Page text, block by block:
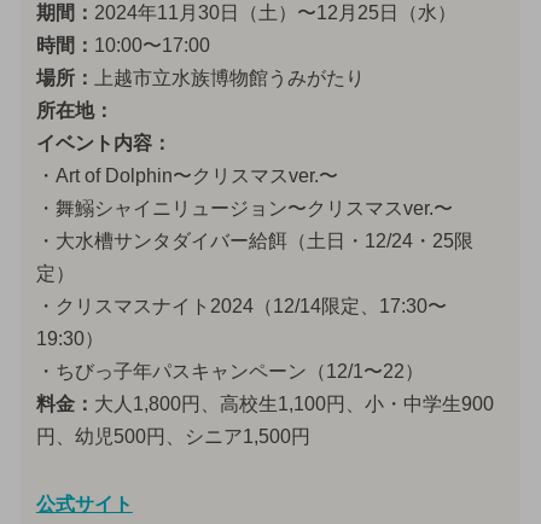
期間： 2024年11月30日（土）〜12月25日（水）
時間： 10:00〜17:00
場所：
上越市立水族博物館うみがたり
所在地：
イベント内容：
・Art of Dolphin〜クリスマスver.〜
・舞鰯シャイニリュージョン〜クリスマスver.〜
・大水槽サンタダイバー給餌（土日・12/24・25限
定）
・クリスマスナイト2024（12/14限定、17:30〜
19:30）
・ちびっ子年パスキャンペーン（12/1〜22）
料金： 大人1,800円、高校生1,100円、小・中学生900
円、幼児500円、シニア1,500円
公式サイト